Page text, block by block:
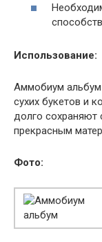
Использование:
Аммобиум альбум
сухих букетов и
долго сохраняют
прекрасным
Фото: